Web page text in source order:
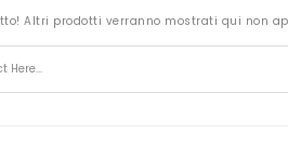
Altri prodotti verranno mostrati qui non